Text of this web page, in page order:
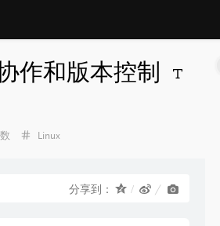
作和版本控制
分
Linux
分享到：